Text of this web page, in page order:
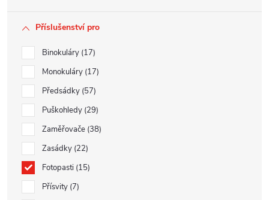
Příslušenství pro
Binokuláry 17
Monokuláry 17
Předsádky 57
Puškohledy 29
Zaměřovače 38
Zasádky 22
Fotopasti 15
Přísvity 7